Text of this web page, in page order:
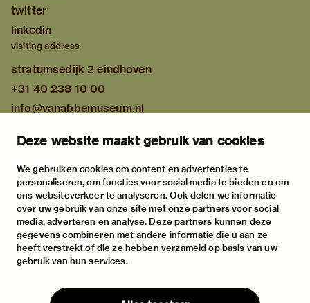
Deze website maakt gebruik van cookies
We gebruiken cookies om content en advertenties te
personaliseren, om functies voor social media te bieden en om
ons websiteverkeer te analyseren. Ook delen we informatie
over uw gebruik van onze site met onze partners voor social
media, adverteren en analyse. Deze partners kunnen deze
gegevens combineren met andere informatie die u aan ze
heeft verstrekt of die ze hebben verzameld op basis van uw
gebruik van hun services.
twitter
linkedin
visiting address
stratumsedijk 2 eindhoven
+31 40 238 10 00
info@vanabbemuseum.nl
exhibitions
activities
practical information
about
the museum
the collection
foundations & partners